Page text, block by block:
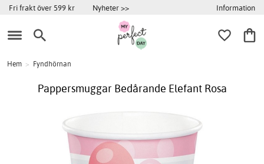
Fri frakt över 599 kr Nyheter >> Information
Hem > Fyndhörnan
Pappersmuggar Bedårande Elefant Rosa